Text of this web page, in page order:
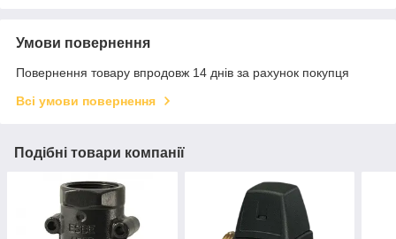
Умови повернення
Повернення товару впродовж 14 днів за рахунок покупця
Всі умови повернення
Подібні товари компанії